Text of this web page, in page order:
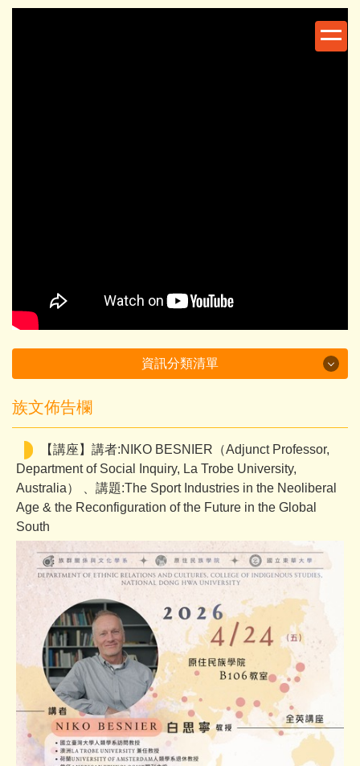
跳
資訊分類清單
資訊分類清單
特色課程介紹
畢業生經驗談
認識族文系
本系成員
公告訊息
招生專區
課程資訊
新生手冊
學術活動
族文佈告欄
【講座】講者:NIKO BESNIER（Adjunct Professor,
Department of Social Inquiry, La Trobe University,
Australia） 、講題:The Sport Industries in the Neoliberal
Age & the Reconfiguration of the Future in the Global
South